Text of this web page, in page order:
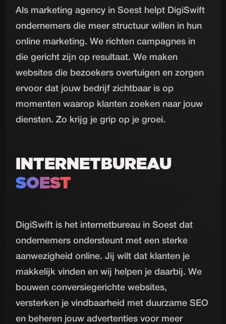
Als marketing agency in Soest helpt DigiSwift
ondernemers die meer structuur willen in hun
online marketing. We richten campagnes in
die gericht zijn op resultaat. We maken
websites die bezoekers overtuigen en zorgen
ervoor dat jouw bedrijf zichtbaar is op
momenten waarop klanten zoeken naar jouw
diensten. Zo krijg je grip op je groei.
INTERNETBUREAU
SOEST
DigiSwift is het internetbureau in Soest dat
ondernemers ondersteunt met een sterke
aanwezigheid online. Jij wilt dat klanten je
makkelijk vinden en wij helpen je daarbij. We
bouwen conversiegerichte websites,
versterken je vindbaarheid met duurzame SEO
en beheren jouw advertenties voor meer